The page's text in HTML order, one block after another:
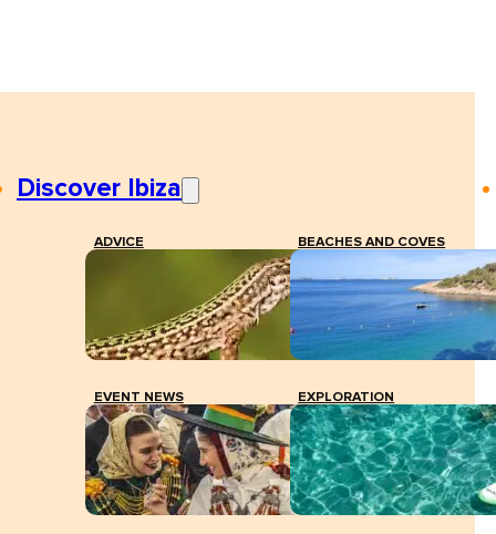
Discover Ibiza
ADVICE BEACHES AND COVES
EVENT NEWS EXPLORATION